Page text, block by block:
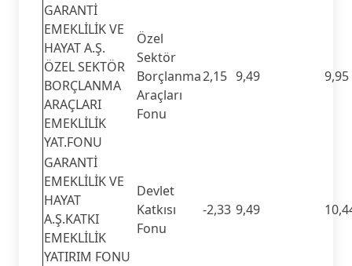
GARANTİ
EMEKLİLİK VE
HAYAT A.Ş.
ÖZEL SEKTÖR
BORÇLANMA
ARAÇLARI
EMEKLİLİK
YAT.FONU
Özel
Sektör
Borçlanma
Araçları
Fonu
2,15 9,49 9,95
GARANTİ
EMEKLİLİK VE
HAYAT
A.Ş.KATKI
EMEKLİLİK
YATIRIM FONU
Devlet
Katkısı
Fonu
-2,33 9,49